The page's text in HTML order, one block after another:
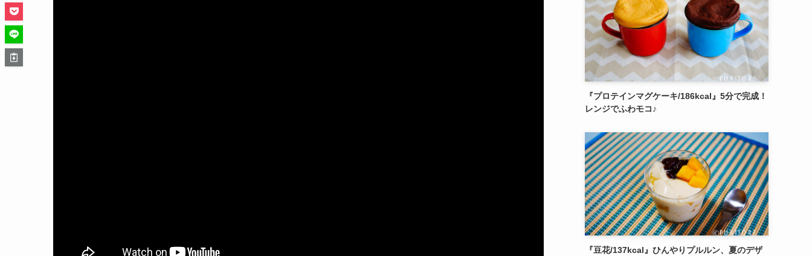
『プロテインマグケーキ/186kcal』5分で完成！
レンジでふわモコ♪
『豆花/137kcal』ひんやりプルルン、夏のデザ